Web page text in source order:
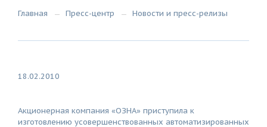
Главная Пресс-центр Новости и пресс-релизы
18.02.2010
Акционерная компания «ОЗНА» приступила к
изготовлению усовершенствованных автоматизированных